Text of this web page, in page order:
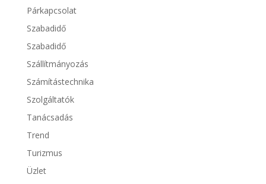
Párkapcsolat
Szabadidő
Szabadidő
Szállítmányozás
Számítástechnika
Szolgáltatók
Tanácsadás
Trend
Turizmus
Üzlet